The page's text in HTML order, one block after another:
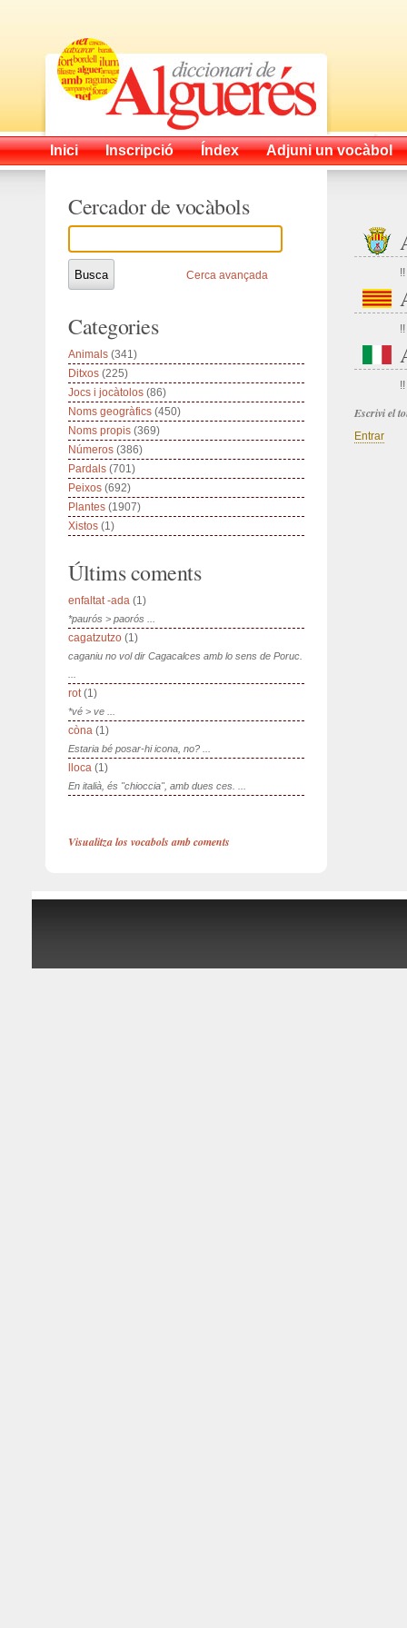
Inici Inscripció Índex Adjuni un vocàbol
!!
!!
!!
Escrivi el
Entrar
Cercador de vocàbols
Cerca avançada
Categories
Animals (341)
Ditxos (225)
Jocs i jocàtolos (86)
Noms geogràfics (450)
Noms propis (369)
Números (386)
Pardals (701)
Peixos (692)
Plantes (1907)
Xistos (1)
Últims coments
enfaltat -ada (1)
*paurós > paorós ...
cagatzutzo (1)
caganiu no vol dir Cagacalces amb lo sens de Poruc.
rot(1)
*vé > ve ...
còna (1)
Estaria bé posar-hi icona, no? ...
lloca (1)
En italià, és "chioccia", amb dues ces. ...
Visualitza los vocabols amb coments